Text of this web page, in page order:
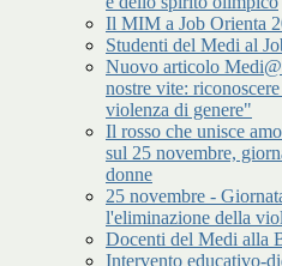
Il MIM a Job Orienta
Studenti del Medi al
Nuovo articolo
nostre vite:
violenza di genere"
Il rosso che unisce
sul 25 novembre,
donne
25 novembre -
l'eliminazione della
Docenti del Medi alla
Intervento educativo-